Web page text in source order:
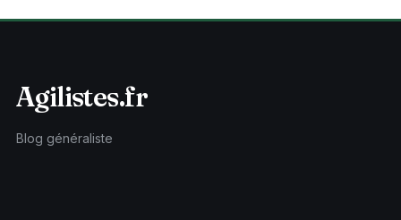
Agilistes.fr
Blog généraliste